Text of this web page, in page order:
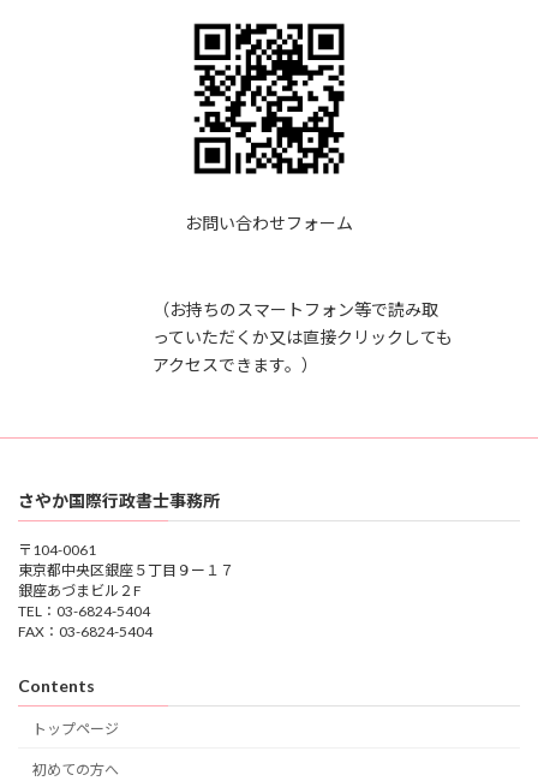
お問い合わせフォーム
（お持ちのスマートフォン等で読み取
っていただくか又は直接クリックしても
アクセスできます。）
さやか国際行政書士事務所
〒104-0061
東京都中央区銀座５丁目９ー１７
銀座あづまビル２F
TEL：03-6824-5404
FAX：03-6824-5404
Contents
トップページ
初めての方へ